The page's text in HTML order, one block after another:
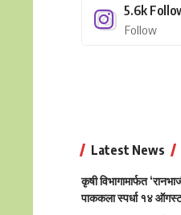
5.6k
Follow
Latest News
कृषी विभागामार्फत
पाककला स्पर्धा १४